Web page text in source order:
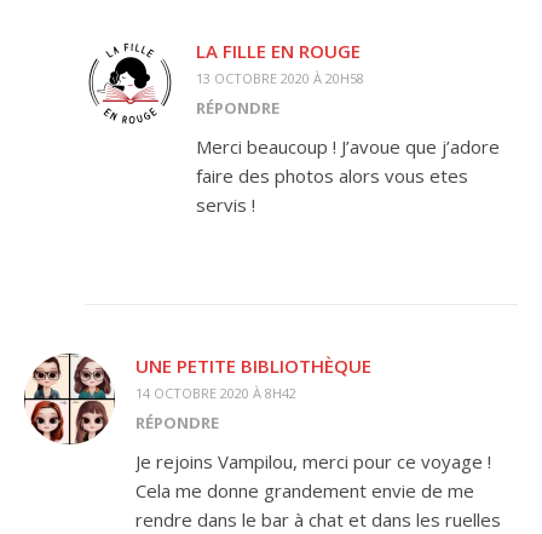
LA FILLE EN ROUGE
13 OCTOBRE 2020 À 20H58
RÉPONDRE
Merci beaucoup ! J’avoue que j’adore
faire des photos alors vous etes
servis !
UNE PETITE BIBLIOTHÈQUE
14 OCTOBRE 2020 À 8H42
RÉPONDRE
Je rejoins Vampilou, merci pour ce voyage !
Cela me donne grandement envie de me
rendre dans le bar à chat et dans les ruelles